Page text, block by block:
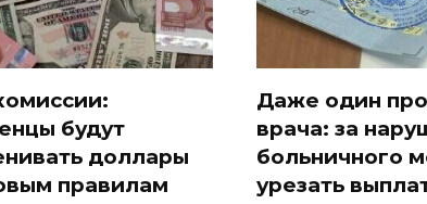
будут
доллары
правилам
Даже один
врача: за
больничного
урезать